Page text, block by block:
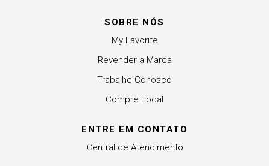
SOBRE NÓS
My Favorite
Revender a Marca
Trabalhe Conosco
Compre Local
ENTRE EM CONTATO
Central de Atendimento